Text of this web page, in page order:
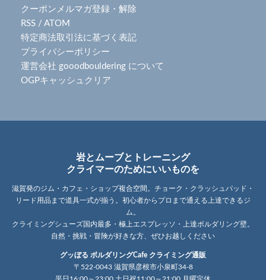
クーポンメルマガ登録・解除
RSS / ATOM
特定商法取引法に基づく表記
プライバシーポリシー
運営会社 gooodbouldering について
OGPキャッシュクリア
岩とムーブとトレーニング
クライマーのためにいいものを
滋賀発のジム・カフェ・ショップ複合空間。チョーク・クラッシュパッド・
リード用品まで道具一式が揃う。初心者からプロまで通える上達できるジ
ム。
クライミングシューズ国内最多・極上エスプレッソ・上達ボルダリング壁。
自然・挑戦・冒険が好きな方、ぜひお越しください
グッぼる ボルダリングCafe クライミング通販
〒522-0043 滋賀県彦根市小泉町34-8
平日16:00～23:00 土日祝11:00～21:00 月曜定休